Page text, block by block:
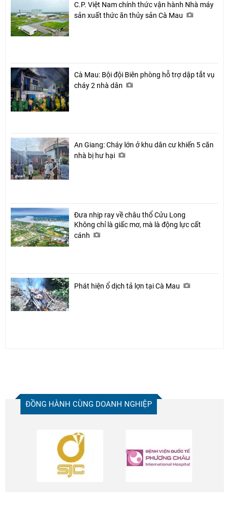
C.P. Việt Nam chính thức vận hành Nhà máy
sản xuất thức ăn thủy sản Cà Mau
Cà Mau: Bội đội Biên phòng hỗ trợ dập tắt vụ
cháy 2 nhà dân
An Giang: Cháy lớn ở khu dân cư khiến 5 căn
nhà bị hư hại
Đưa nhịp ray về châu thổ Cửu Long
Không chỉ là giấc mơ, mà là động lực cất
cánh
Phát hiện ổ dịch tả lợn tại Cà Mau
ĐỒNG HÀNH CÙNG DOANH NGHIỆP